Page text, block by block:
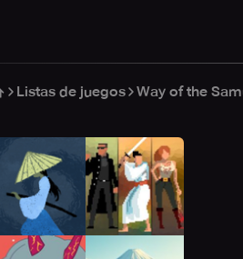
Listas de juegos Way of the